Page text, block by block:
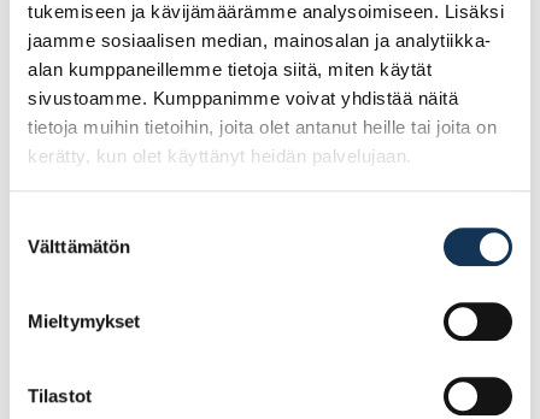
tukemiseen ja kävijämäärämme analysoimiseen. Lisäksi
jaamme sosiaalisen median, mainosalan ja analytiikka-
alan kumppaneillemme tietoja siitä, miten käytät
sivustoamme. Kumppanimme voivat yhdistää näitä
tietoja muihin tietoihin, joita olet antanut heille tai joita on
kerätty, kun olet käyttänyt heidän palvelujaan.
valinta
Välttämätön
Mieltymykset
Tilastot